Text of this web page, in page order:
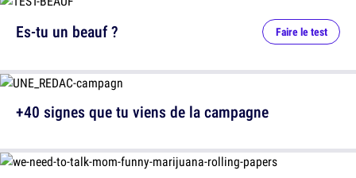
Es-tu un beauf ? Faire le test
+40 signes que tu viens de la campagne